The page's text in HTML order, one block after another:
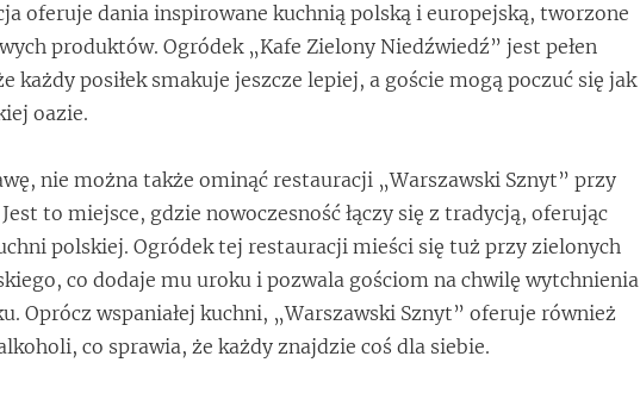
oferuje dania inspirowane kuchnią polską i europejską, tworzone
produktów. Ogródek „Kafe Zielony Niedźwiedź” jest pełen
każdy posiłek smakuje jeszcze lepiej, a goście mogą poczuć się jak
oazie.
nie można także ominąć restauracji „Warszawski Sznyt” przy
to miejsce, gdzie nowoczesność łączy się z tradycją, oferując
polskiej. Ogródek tej restauracji mieści się tuż przy zielonych
co dodaje mu uroku i pozwala gościom na chwilę wytchnienia
Oprócz wspaniałej kuchni, „Warszawski Sznyt” oferuje również
co sprawia, że każdy znajdzie coś dla siebie.